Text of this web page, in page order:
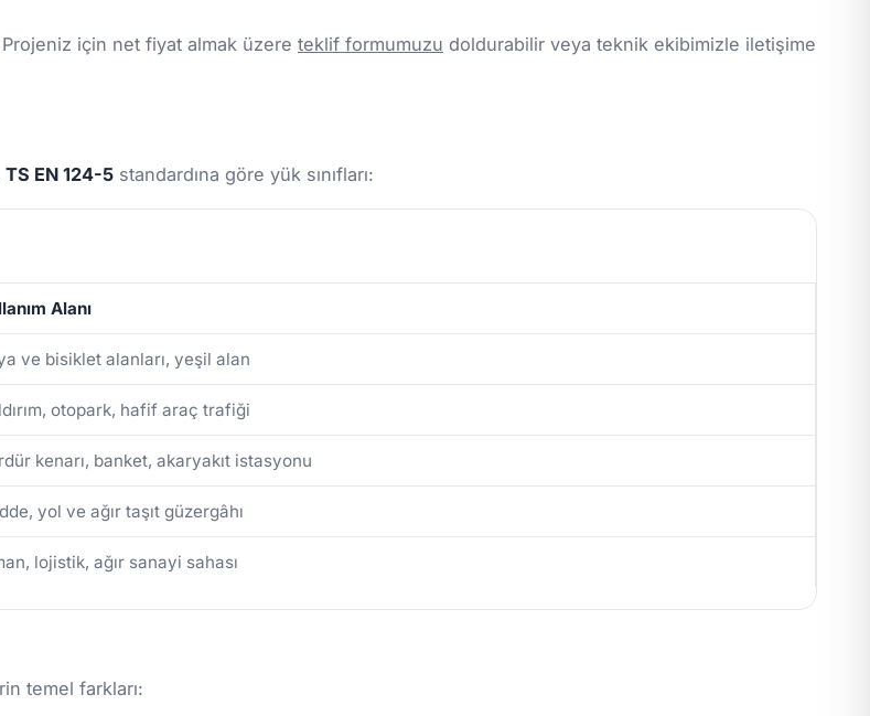
için net fiyat almak üzere teklif formumuzu doldurabilir veya teknik ekibimizle iletişime
TS EN 124-5 standardına göre yük sınıfları:
Alanı
ve bisiklet alanları, yeşil alan
otopark, hafif araç trafiği
kenarı, banket, akaryakıt istasyonu
yol ve ağır taşıt güzergâhı
lojistik, ağır sanayi sahası
temel farkları: